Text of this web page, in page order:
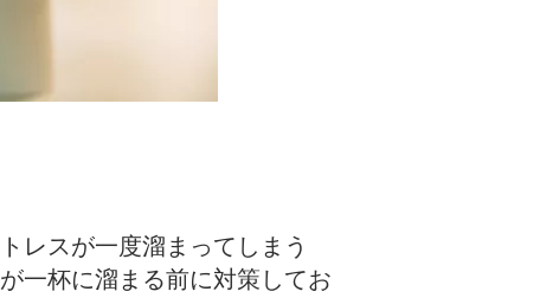
レスが一度溜まってしまう
一杯に溜まる前に対策してお